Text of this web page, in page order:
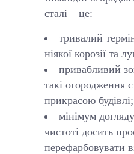
сталі – це:
тривалий
ніякої корозії та
привабливий
такі огородження
прикрасою будівлі;
мінімум
чистоті досить
перефарбовувати